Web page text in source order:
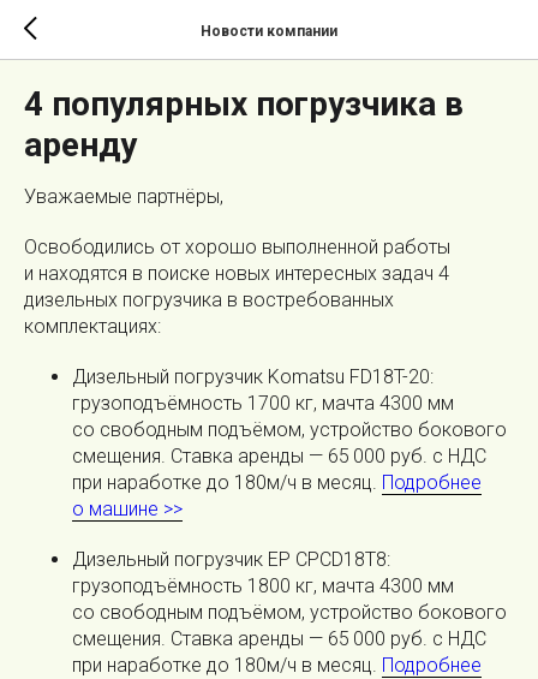
Новости компании
4 популярных погрузчика в
аренду
Уважаемые партнёры,
Освободились от хорошо выполненной работы
и находятся в поиске новых интересных задач 4
дизельных погрузчика в востребованных
комплектациях:
Дизельный погрузчик Komatsu FD18T-20:
грузоподъёмность 1700 кг, мачта 4300 мм
со свободным подъёмом, устройство бокового
смещения. Ставка аренды — 65 000 руб. с НДС
при наработке до 180м/ч в месяц. Подробнее
о машине >>
Дизельный погрузчик EP CPCD18T8:
грузоподъёмность 1800 кг, мачта 4300 мм
со свободным подъёмом, устройство бокового
смещения. Ставка аренды — 65 000 руб. с НДС
при наработке до 180м/ч в месяц. Подробнее